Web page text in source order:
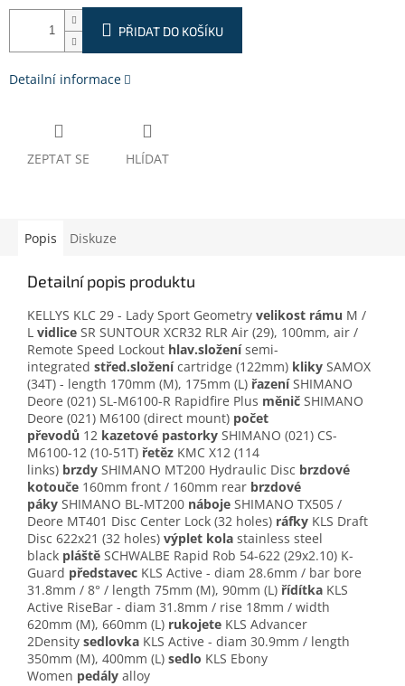
PŘIDAT DO KOŠÍKU
Detailní informace
ZEPTAT SE HLÍDAT
Popis Diskuze
Detailní popis produktu
KELLYS KLC 29 - Lady Sport Geometry velikost rámu M /
L vidlice SR SUNTOUR XCR32 RLR Air (29), 100mm, air /
Remote Speed Lockout hlav.složenísemi-
integrated střed.složenícartridge (122mm) kliky SAMOX
(34T) - length 170mm (M), 175mm (L) řazeníSHIMANO
Deore (021) SL-M6100-R Rapidfire Plus měnič SHIMANO
Deore (021) M6100 (direct mount) počet
převodů 12 kazetové pastorky SHIMANO (021) CS-
M6100-12 (10-51T) řetěz KMC X12 (114
links) brzdy SHIMANO MT200 Hydraulic Disc brzdové
kotouče 160mm front / 160mm rear brzdové
páky SHIMANO BL-MT200 náboje SHIMANO TX505 /
Deore MT401 Disc Center Lock (32 holes) ráfky KLS Draft
Disc 622x21 (32 holes) výplet kola stainless steel
black pláště SCHWALBE Rapid Rob 54-622 (29x2.10) K-
Guard představec KLS Active - diam 28.6mm / bar bore
31.8mm / 8° / length 75mm (M), 90mm (L) řídítka KLS
Active RiseBar - diam 31.8mm / rise 18mm / width
620mm (M), 660mm (L) rukojete KLS Advancer
2Density sedlovka KLS Active - diam 30.9mm / length
350mm (M), 400mm (L) sedlo KLS Ebony
Women pedály alloy